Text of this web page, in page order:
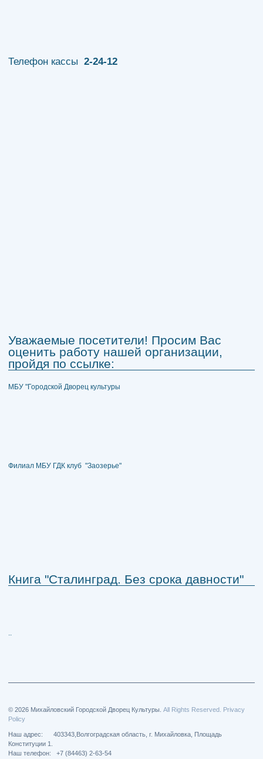
Телефон кассы 2-24-12
Уважаемые посетители! Просим Вас
оценить работу нашей организации,
пройдя по ссылке:
МБУ "Городской Дворец культуры
Филиал МБУ ГДК клуб "Заозерье"
Книга "Сталинград. Без срока давности"
© 2026 Михайловский Городской Дворец Культуры. All Rights Reserved. Privacy
Policy
Наш адрес: 403343,Волгоградская область, г. Михайловка, Площадь
Конституции 1.
Наш телефон: +7 (84463) 2-63-54